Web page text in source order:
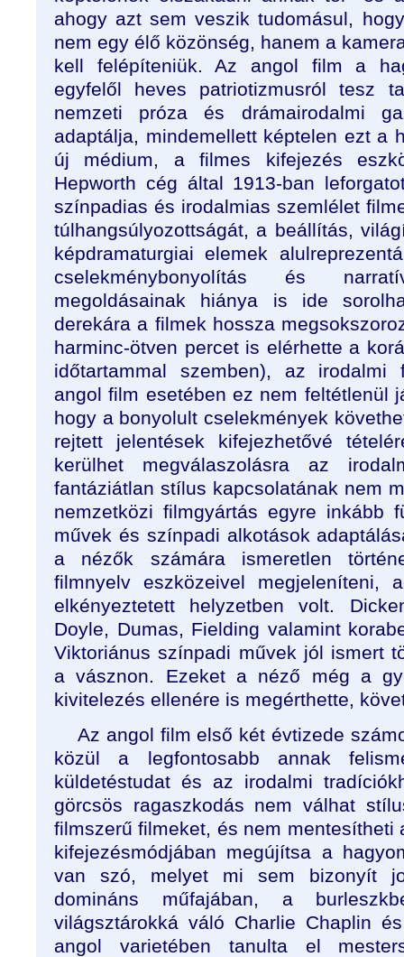
ahogy azt sem veszik tudomásul,
nem egy élő közönség, hanem a
kell felépíteniük. Az angol film a
egyfelől heves patriotizmusról tesz
nemzeti próza és drámairodalmi
adaptálja, mindemellett képtelen ezt a
új médium, a filmes kifejezés
Hepworth cég által 1913-ban
színpadias és irodalmias szemlélet
túlhangsúlyozottságát, a beállítás,
képdramaturgiai elemek
cselekménybonyolítás és
megoldásainak hiánya is ide
derekára a filmek hossza
harminc-ötven percet is elérhette a
időtartammal szemben), az irodalmi
angol film esetében ez nem feltétlenül
hogy a bonyolult cselekmények
rejtett jelentések kifejezhetővé
kerülhet megválaszolásra az
fantáziátlan stílus kapcsolatának nem
nemzetközi filmgyártás egyre inkább
művek és színpadi alkotások
a nézők számára ismeretlen
filmnyelv eszközeivel megjeleníteni,
elkényeztetett helyzetben volt.
Doyle, Dumas, Fielding valamint
Viktoriánus színpadi művek jól ismert
a vásznon. Ezeket a néző még a
kivitelezés ellenére is megérthette,
Az angol film első két évtizede
közül a legfontosabb annak
küldetéstudat és az irodalmi
görcsös ragaszkodás nem válhat
filmszerű filmeket, és nem
kifejezésmódjában megújítsa a
van szó, melyet mi sem bizonyít
domináns műfajában, a
világsztárokká váló Charlie Chaplin
angol varietében tanulta el